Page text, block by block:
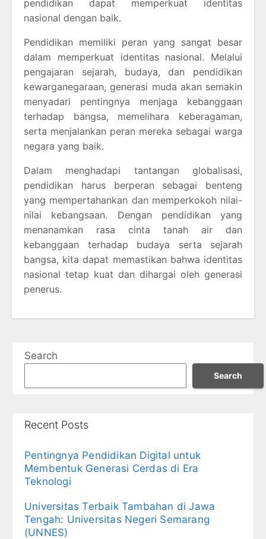
pendidikan dapat memperkuat identitas
nasional dengan baik.
Pendidikan memiliki peran yang sangat besar
dalam memperkuat identitas nasional. Melalui
pengajaran sejarah, budaya, dan pendidikan
kewarganegaraan, generasi muda akan semakin
menyadari pentingnya menjaga kebanggaan
terhadap bangsa, memelihara keberagaman,
serta menjalankan peran mereka sebagai warga
negara yang baik.
Dalam menghadapi tantangan globalisasi,
pendidikan harus berperan sebagai benteng
yang mempertahankan dan memperkokoh nilai-
nilai kebangsaan. Dengan pendidikan yang
menanamkan rasa cinta tanah air dan
kebanggaan terhadap budaya serta sejarah
bangsa, kita dapat memastikan bahwa identitas
nasional tetap kuat dan dihargai oleh generasi
penerus.
Search
Search
Recent Posts
Pentingnya Pendidikan Digital untuk
Membentuk Generasi Cerdas di Era
Teknologi
Universitas Terbaik Tambahan di Jawa
Tengah: Universitas Negeri Semarang
(UNNES)